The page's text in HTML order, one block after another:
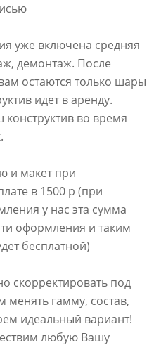
уже включена средняя
демонтаж. После
остаются только шары
идет в аренду.
конструктив во время
и макет при
в 1500 р (при
у нас эта сумма
оформления и таким
бесплатной)
под
гамму, состав,
идеальный вариант!
любую Вашу